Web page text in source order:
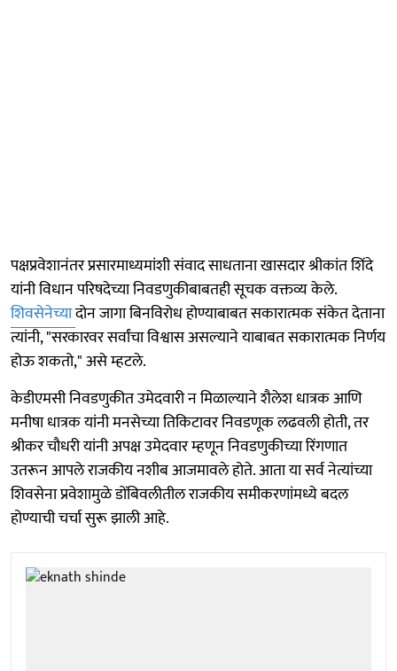
पक्षप्रवेशानंतर प्रसारमाध्यमांशी संवाद साधताना खासदार श्रीकांत शिंदे
यांनी विधान परिषदेच्या निवडणुकीबाबतही सूचक वक्तव्य केले.
शिवसेनेच्यादोन जागा बिनविरोध होण्याबाबत सकारात्मक संकेत देताना
त्यांनी, "सरकारवर सर्वांचा विश्वास असल्याने याबाबत सकारात्मक निर्णय
होऊ शकतो," असे म्हटले.
केडीएमसी निवडणुकीत उमेदवारी न मिळाल्याने शैलेश धात्रक आणि
मनीषा धात्रक यांनी मनसेच्या तिकिटावर निवडणूक लढवली होती, तर
श्रीकर चौधरी यांनी अपक्ष उमेदवार म्हणून निवडणुकीच्या रिंगणात
उतरून आपले राजकीय नशीब आजमावले होते. आता या सर्व नेत्यांच्या
शिवसेना प्रवेशामुळे डोंबिवलीतील राजकीय समीकरणांमध्ये बदल
होण्याची चर्चा सुरू झाली आहे.